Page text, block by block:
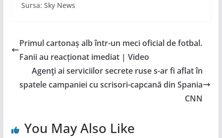
Sursa: Sky News
Primul cartonaș alb într-un meci oficial de fotbal.
Fanii au reacționat imediat | Video
Agenţi ai serviciilor secrete ruse s-ar fi aflat în
spatele campaniei cu scrisori-capcană din Spania
CNN
You May Also Like